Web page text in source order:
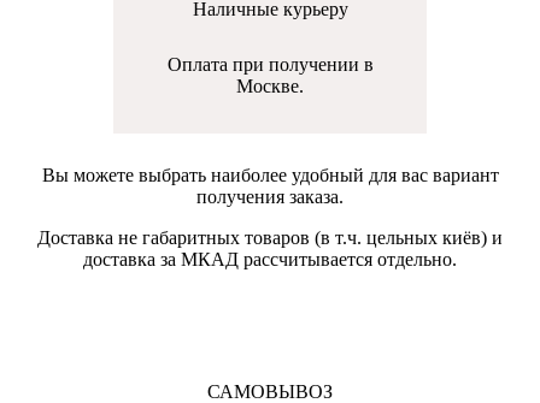
Наличные курьеру
Оплата при получении в
Москве.
Вы можете выбрать наиболее удобный для вас вариант
получения заказа.
Доставка не габаритных товаров (в т.ч. цельных киёв) и
доставка за МКАД рассчитывается отдельно.
САМОВЫВОЗ